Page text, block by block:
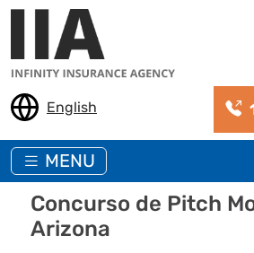
Pasar al contenido principal
English
MENU
Concurso de Pitch
Arizona